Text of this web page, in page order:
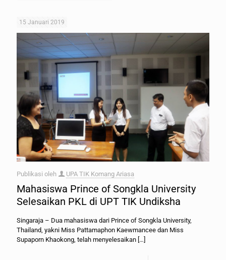
15 Januari 2019
Publikasi oleh UPA TIK Komang Ariasa
Mahasiswa Prince of Songkla University
Selesaikan PKL di UPT TIK Undiksha
Singaraja – Dua mahasiswa dari Prince of Songkla University,
Thailand, yakni Miss Pattamaphon Kaewmancee dan Miss
Supaporn Khaokong, telah menyelesaikan […]